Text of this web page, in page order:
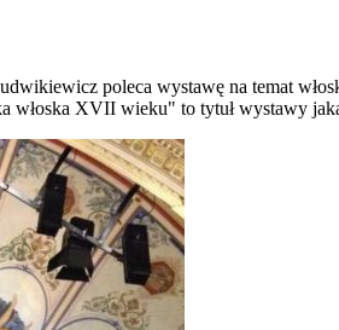
poleca wystawę na temat
włoska XVII wieku" to tytuł wystawy